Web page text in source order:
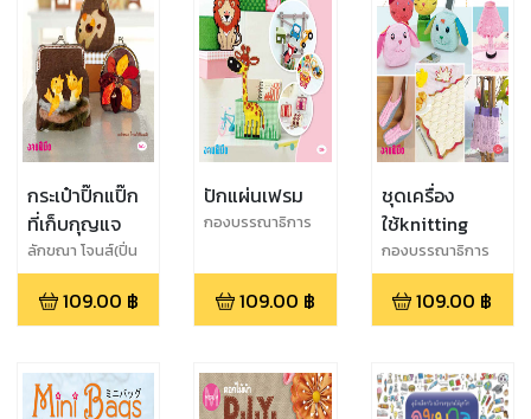
กระเป๋าปิ๊กแปิ๊ก
ที่เก็บกุญแจ
ลักขณา โจนส์(ปิ่น
มณี)
109.00 ฿
ปักแผ่นเฟรม
กองบรรณาธิการ
109.00 ฿
ชุดเครื่อง
ใช้knitting
กองบรรณาธิการ
งานฝีมือ
109.00 ฿